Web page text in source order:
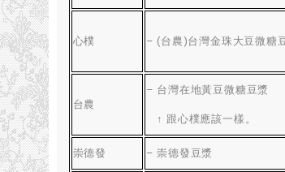
心樸 – (台農 )台灣金珠大豆微
台農
– 台灣在地黃豆微糖
↑ 跟心樸應該一樣 。
崇德發 –崇德發豆